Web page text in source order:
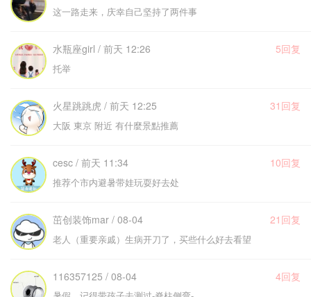
这一路走来，庆幸自己坚持了两件事
水瓶座girl / 前天 12:26 5回复
托举
火星跳跳虎 / 前天 12:25 31回复
大阪 東京 附近 有什麼景點推薦
cesc / 前天 11:34 10回复
推荐个市内避暑带娃玩耍好去处
茁创装饰mar / 08-04 21回复
老人（重要亲戚）生病开刀了，买些什么好去看望
116357125 / 08-04 4回复